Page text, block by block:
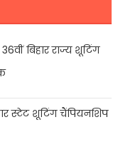
बिहार राज्य शूटिंग
स्टेट शूटिंग चैंपियनशिप